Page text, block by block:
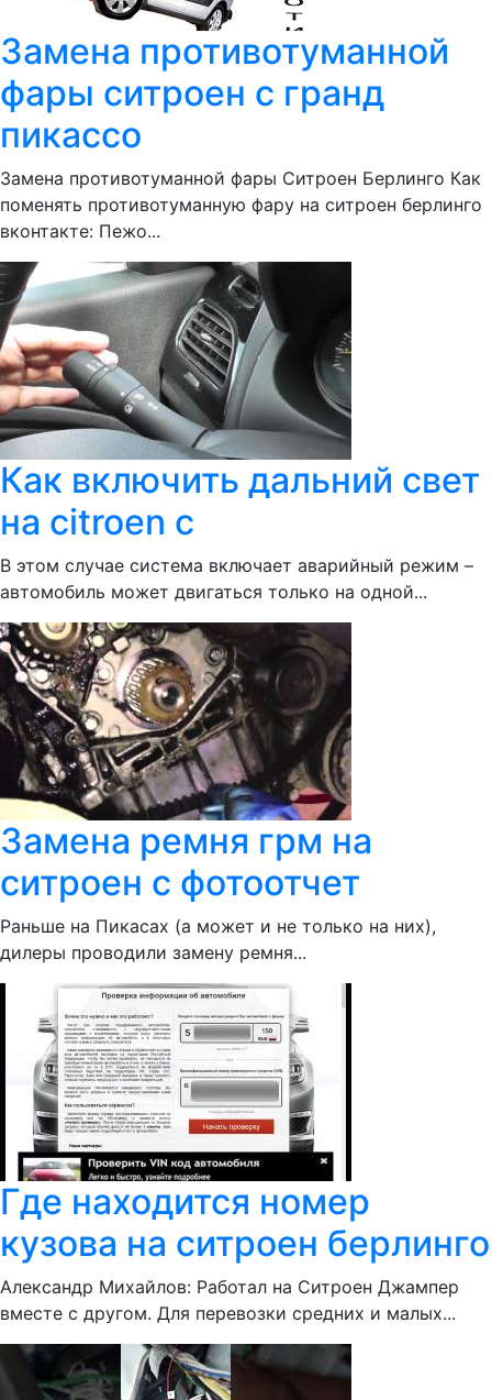
Замена противотуманной
фары ситроен с гранд
пикассо
Замена противотуманной фары Ситроен Берлинго Как
поменять противотуманную фару на ситроен берлинго
вконтакте: Пежо...
Как включить дальний свет
на citroen c
В этом случае система включает аварийный режим –
автомобиль может двигаться только на одной...
Замена ремня грм на
ситроен с фотоотчет
Раньше на Пикасах (а может и не только на них),
дилеры проводили замену ремня...
Где находится номер
кузова на ситроен берлинго
Александр Михайлов: Работал на Ситроен Джампер
вместе с другом. Для перевозки средних и малых...